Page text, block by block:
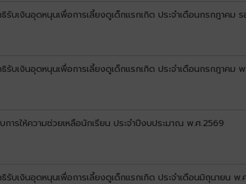
รับเงินอุดหนุนเพื่อการเลี้ยงดูเด็กแรกเกิด ประจำเดือนกรกฎาคม
รับเงินอุดหนุนเพื่อการเลี้ยงดูเด็กแรกเกิด ประจำเดือนกรกฎาคม
การให้ความช่วยเหลือนักเรียน ประจำปีงบประมาณ พ.ศ.2569
รับเงินอุดหนุนเพื่อการเลี้ยงดูเด็กแรกเกิด ประจำเดือนมิถุนายน